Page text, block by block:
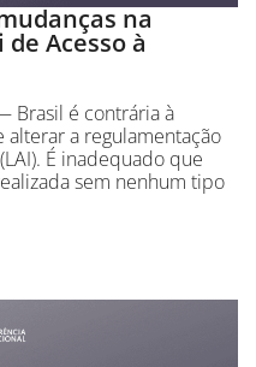
na
Acesso à
Brasil é contrária à
a regulamentação
É inadequado que
sem nenhum tipo